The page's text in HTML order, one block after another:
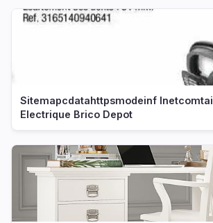
Sitemapcdatahttpsmodeinf
Electrique Brico Depot